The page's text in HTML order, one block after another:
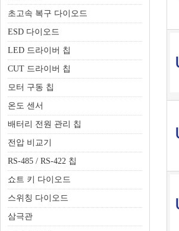
초고속 복구 다이오드
ESD 다이오드
LED 드라이버 칩
CUT 드라이버 칩
모터 구동 칩
온도 센서
배터리 전원 관리 칩
전압 비교기
RS-485 / RS-422 칩
쇼트 키 다이오드
스위칭 다이오드
삼극관